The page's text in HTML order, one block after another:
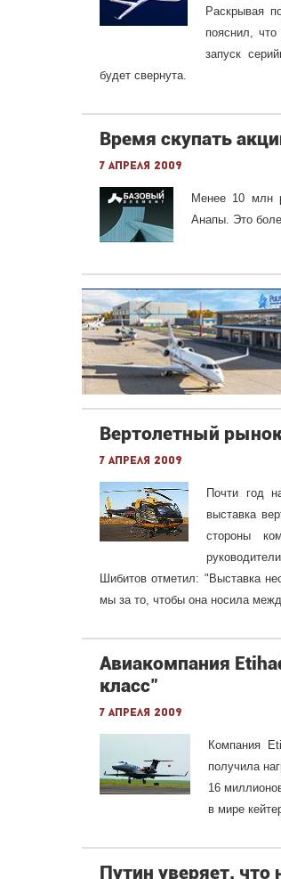
Раскрывая
пояснил,
запуск
будет свернута.
Время скупать
7 апреля 2009
Менее 10 млн
Анапы. Это
Вертолетный
7 апреля 2009
Почти год
выставка
стороны
Шибитов отметил: "Выставка
мы за то, чтобы она носила
Авиакомпания
класс"
7 апреля 2009
Компания
получила
16
в мире
Путин уверяет,